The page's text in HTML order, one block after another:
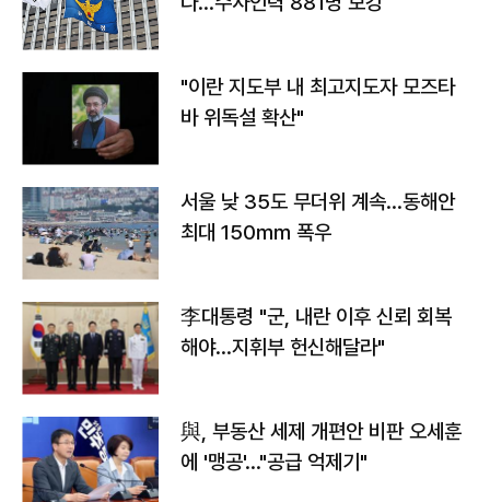
"이란 지도부 내 최고지도자 모즈타
바 위독설 확산"
서울 낮 35도 무더위 계속…동해안
최대 150㎜ 폭우
李대통령 "군, 내란 이후 신뢰 회복
해야…지휘부 헌신해달라"
與, 부동산 세제 개편안 비판 오세훈
에 '맹공'…"공급 억제기"